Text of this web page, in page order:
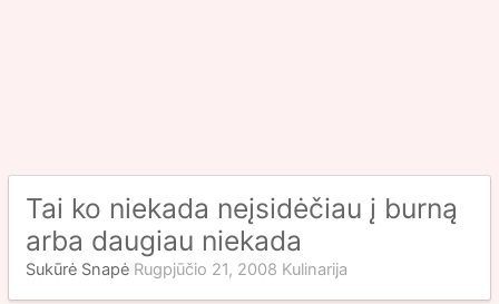
Tai ko niekada neįsidėčiau į burną
arba daugiau niekada
Sukūrė Snapė Rugpjūčio 21, 2008 Kulinarija